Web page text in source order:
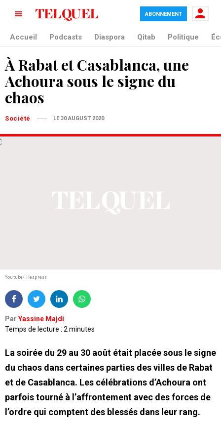
ABONNEMENT
Accueil Podcasts Diaspora Qitab Politique
À Rabat et Casablanca, une
Achoura sous le signe du
chaos
Société LE 30 AUGUST 2020
Youtube/ Hespress
Par Yassine Majdi
Temps de lecture : 2 minutes
La soirée du 29 au 30 août était placée sous le signe
du chaos dans certaines parties des villes de Rabat
et de Casablanca. Les célébrations d’Achoura ont
parfois tourné à l’affrontement avec des forces de
l’ordre qui comptent des blessés dans leur rang.